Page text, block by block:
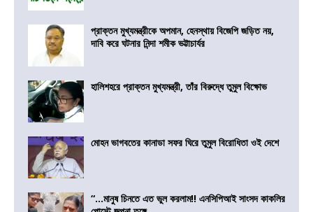
প্রাক্তন মুখ্যমন্ত্রীকে অপমান, হেনস্থায় বিজেপি জড়িত নয়,
দাবি করে ঘটনার নিন্দা শমীক ভট্টাচার্যর
হালিশহরে প্রাক্তন মুখ্যমন্ত্রী, তাঁর বিরুদ্ধে তুমুল বিক্ষোভ
মোহন ভাগবতের কানাডা সফর ঘিরে তুমুল বিরোধিতা ওই দেশে
“…মানুষ চিনতে এত ভুল করলাম!! এনসিপিআই সাংসদ কাকলির